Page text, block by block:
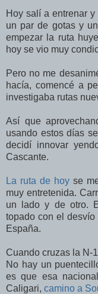
Hoy salí a entrenar
un par de gotas y
empezar la ruta
hoy se vio muy
Pero no me
hacía, comencé a
investigaba rutas
Así que
usando estos días
decidí innovar
Cascante.
La ruta de hoy se
muy entretenida.
un lado y de otro.
topado con el
España.
Cuando cruzas la N-
No hay un
es que esa
Caligari, camino a